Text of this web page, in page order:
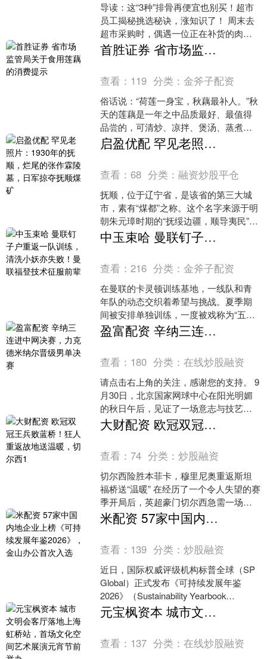
导读：这“3种”排骨再便宜也别买！超市
员工揭秘挑选秘诀，涨知识了！ 周末去
超市采购时，偶遇一位正在补货的肉类
区员工张姐。她见我盯着排骨区犹豫不
决，主动提醒：“这....
首胜证券 省市场监管局关于食用莲藕的消费提示
查看： 119 分类：金斧子配资
俗话说：“荷莲一身宝，秋藕最补人。”秋
天的莲藕是一年之中品质最好、最值得
品尝的，可清炒、凉拌、煲汤、蒸煮
等。为帮助消费者选购到优质、安全的
莲藕，省市场监管局提示....
启盈优配 罕见老照片：1930年的抚顺，烂尾的张作霖陵墓，日军掠夺抚顺煤矿
查看：68 分类：融资炒股平仓
抚顺，位于辽宁省，是该省的第三大城
市，素有“煤都”之称。这个名字来源于明
朝朱元璋时期的“抚绥边疆，顺导夷民”，
寓意安抚边疆，顺利引导当地民众。抚
顺的历史非常悠久....
中玉束哈 曼联钉子户重返一队训练，清洗小妖亦失败！曼联福登技术征服前辈
查看：216 分类：金斧子配资
在曼联的卡灵顿训练基地，一线队和青
年队的动态交织着希望与挑战。夏季期
间被安排单独训练，一度被戏称为“五
鼠”的球员中，最终只有泰雷尔·马拉西亚
留在了老特拉福德。在....
盈富配资 辛纳三连进中网决赛，力克德米纳尔晋级男单决赛
查看： 180 分类：在线炒股融资
请点击右上角的关注，感谢您的支持。 9
月30日，北京国家网球中心在阳光明媚
的秋日午后，见证了一场意志与技艺的
巅峰对决。在中网男单半决赛中，世界
排名前两位的顶尖选....
大财配资 欧冠双冠王兵败蓝桥！狂人重返故地送温暖，切尔西1
查看：74 分类：炒股融资
切尔西险胜本菲卡，穆里尼奥重返斯坦
福桥送“温暖” 在经历了一个令人失望的赛
季开局后，英超豪门切尔西急需一场胜
利来扭转颓势。在欧冠小组赛第二轮，
他们坐镇斯坦福桥迎....
米配资 57家中国内地企业上榜《可持续发展年鉴2026》，金山办公首次入选
查看： 139 分类：炒股融资
近日，国际权威评级机构标普全球（SP
Global）正式发布《可持续发展年鉴
2026》（Sustainability Yearbook
2026）。 作为衡量企....
元宝枫资本 城市文明会客厅落地上海虹桥站，首场文化空间艺术展演元宵节前举办
查看： 137 分类：在线炒股融资